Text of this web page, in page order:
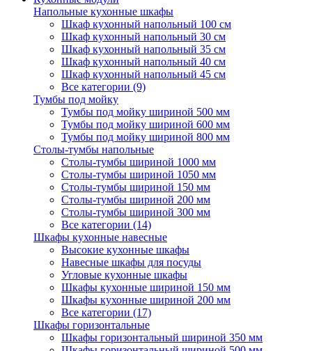
Напольные кухонные шкафы
Шкаф кухонный напольный 100 см
Шкаф кухонный напольный 30 см
Шкаф кухонный напольный 35 см
Шкаф кухонный напольный 40 см
Шкаф кухонный напольный 45 см
Все категории (9)
Тумбы под мойку
Тумбы под мойку шириной 500 мм
Тумбы под мойку шириной 600 мм
Тумбы под мойку шириной 800 мм
Столы-тумбы напольные
Столы-тумбы шириной 1000 мм
Столы-тумбы шириной 1050 мм
Столы-тумбы шириной 150 мм
Столы-тумбы шириной 200 мм
Столы-тумбы шириной 300 мм
Все категории (14)
Шкафы кухонные навесные
Высокие кухонные шкафы
Навесные шкафы для посуды
Угловые кухонные шкафы
Шкафы кухонные шириной 150 мм
Шкафы кухонные шириной 200 мм
Все категории (17)
Шкафы горизонтальные
Шкафы горизонтальный шириной 350 мм